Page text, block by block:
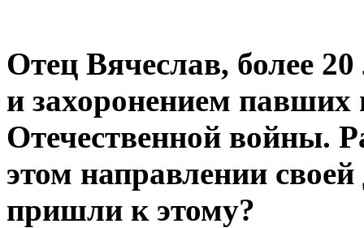
Отец Вячеслав, более
и захоронением павших
Отечественной войны.
этом направлении
пришли к этому?